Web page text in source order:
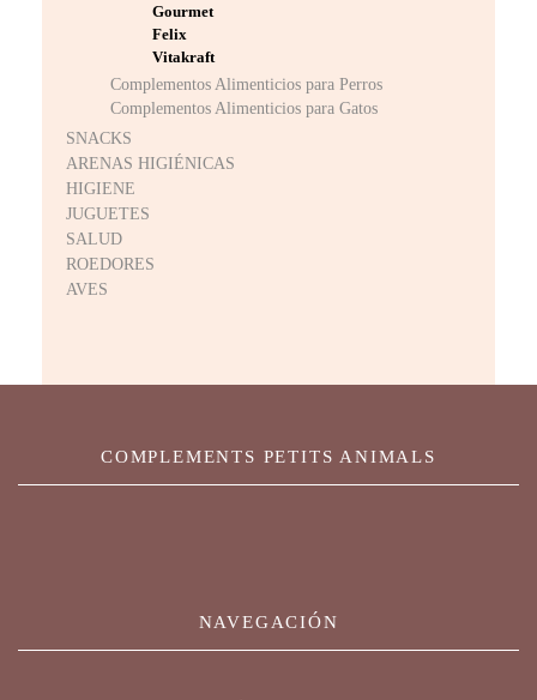
Gourmet
Felix
Vitakraft
Complementos Alimenticios para Perros
Complementos Alimenticios para Gatos
SNACKS
ARENAS HIGIÉNICAS
HIGIENE
JUGUETES
SALUD
ROEDORES
AVES
COMPLEMENTS PETITS ANIMALS
NAVEGACIÓN